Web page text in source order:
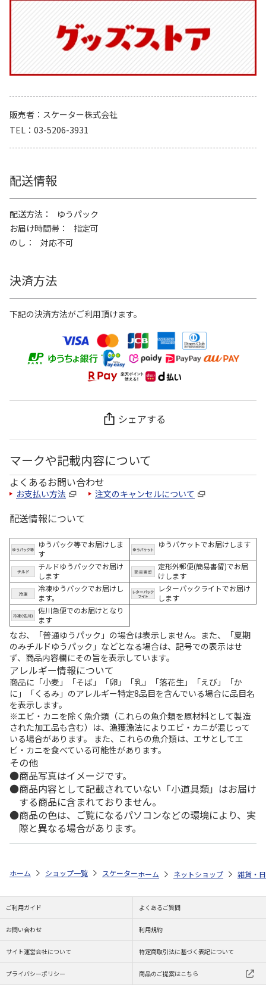
販売者
スケーター株式会社
TEL
03-5206-3931
配送情報
配送方法
ゆうパック
お届け時間帯
指定可
のし
対応不可
決済方法
下記の決済方法がご利用頂けます。
シェアする
マークや記載内容について
よくあるお問い合わせ
お支払い方法 注文のキャンセルについて
配送情報について
ゆうパック等でお届けしま
す
ゆうパケットでお届けします
チルドゆうパックでお届け
します
定形外郵便(簡易書留)でお届
けします
冷凍ゆうパックでお届けし
ます。
レターパックライトでお届け
します
佐川急便でのお届けとなり
ます
なお、「普通ゆうパック」の場合は表示しません。また、「夏期
のみチルドゆうパック」などとなる場合は、記号での表示はせ
ず、商品内容欄にその旨を表示しています。
アレルギー情報について
商品に「小麦」「そば」「卵」「乳」「落花生」「えび」「か
に」「くるみ」のアレルギー特定8品目を含んでいる場合に品目名
を表示します。
※エビ・カニを除く魚介類（これらの魚介類を原材料として製造
された加工品も含む）は、漁獲漁法によりエビ・カニが混じって
いる場合があります。 また、これらの魚介類は、エサとしてエ
ビ・カニを食べている可能性があります。
その他
商品写真はイメージです。
商品内容として記載されていない「小道具類」はお届け
する商品に含まれておりません。
商品の色は、ご覧になるパソコンなどの環境により、実
際と異なる場合があります。
ホーム ショップ一覧 スケーター コンビニコーヒーステンレスタン
ホーム ネットショップ 雑貨・
ご利用ガイド よくあるご質問
お問い合わせ 利用規約
サイト運営会社について 特定商取引法に基づく表記について
プライバシーポリシー 商品のご提案はこちら